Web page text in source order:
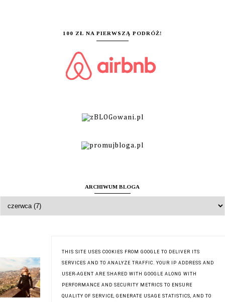
100 ZŁ NA PIERWSZĄ PODRÓŻ!
ARCHIWUM BLOGA
Zuzanna
Wyświetl mój pełny profil
THIS SITE USES COOKIES FROM GOOGLE TO DELIVER ITS
SERVICES AND TO ANALYZE TRAFFIC. YOUR IP ADDRESS AND
USER-AGENT ARE SHARED WITH GOOGLE ALONG WITH
PERFORMANCE AND SECURITY METRICS TO ENSURE
QUALITY OF SERVICE, GENERATE USAGE STATISTICS, AND TO